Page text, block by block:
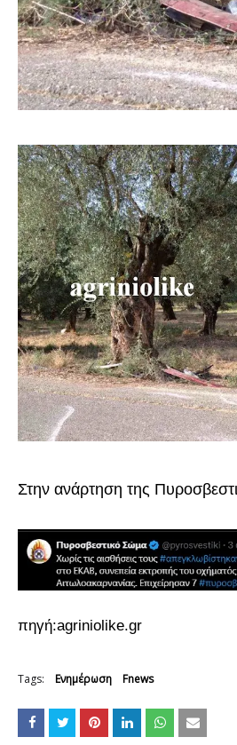
Στην ανάρτηση της
πηγή:agriniolike.gr
Tags: Ενημέρωση Fnews